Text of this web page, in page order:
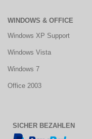
WINDOWS & OFFICE
Windows XP Support
Windows Vista
Windows 7
Office 2003
SICHER BEZAHLEN